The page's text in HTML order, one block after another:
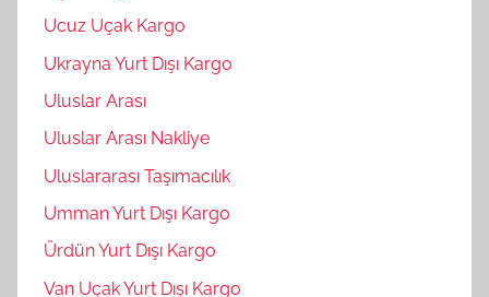
Ucuz Uçak Kargo
Ukrayna Yurt Dışı Kargo
Uluslar Arası
Uluslar Arası Nakliye
Uluslararası Taşımacılık
Umman Yurt Dışı Kargo
Ürdün Yurt Dışı Kargo
Van Uçak Yurt Dışı Kargo